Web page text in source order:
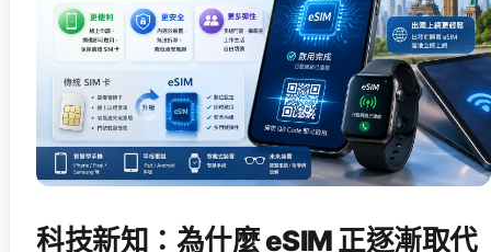
科技新知：為什麼 eSIM 正逐漸取代